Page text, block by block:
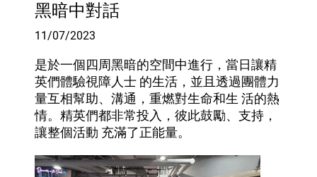
是於一個四周黑暗的空間中進行，當日讓精
英們體驗視障人士 的生活，並且透過團體力
量互相幫助、溝通，重燃對生命和生 活的熱
情。精英們都非常投入，彼此鼓勵、支持，
讓整個活動 充滿了正能量。
11/07/2023
黑暗中對話